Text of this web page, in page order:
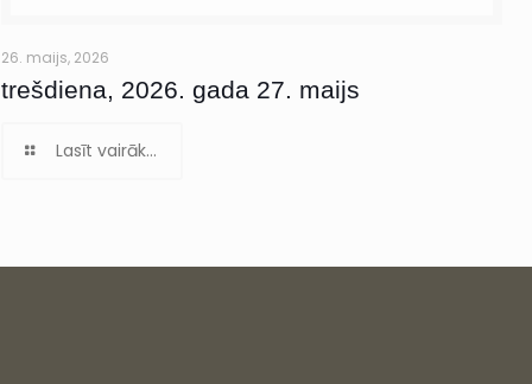
26. maijs, 2026
trešdiena, 2026. gada 27. maijs
Lasīt vairāk...